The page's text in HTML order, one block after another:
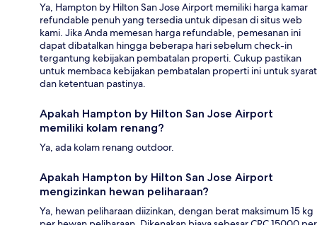
Ya, Hampton by Hilton San Jose Airport memiliki harga kamar
refundable penuh yang tersedia untuk dipesan di situs web
kami. Jika Anda memesan harga refundable, pemesanan ini
dapat dibatalkan hingga beberapa hari sebelum check-in
tergantung kebijakan pembatalan properti. Cukup pastikan
untuk membaca kebijakan pembatalan properti ini untuk syarat
dan ketentuan pastinya.
Apakah Hampton by Hilton San Jose Airport
memiliki kolam renang?
Ya, ada kolam renang outdoor.
Apakah Hampton by Hilton San Jose Airport
mengizinkan hewan peliharaan?
Ya, hewan peliharaan diizinkan, dengan berat maksimum 15 kg